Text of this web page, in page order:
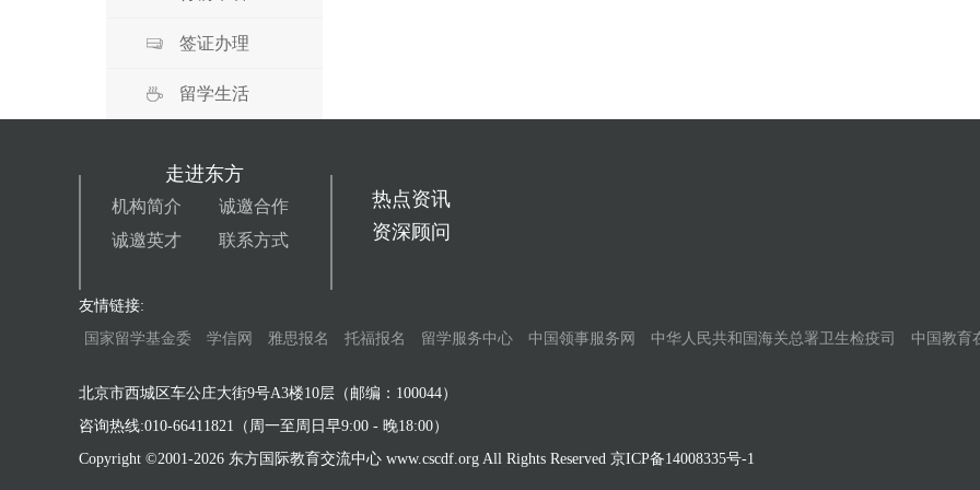
签证办理
留学生活
走进东方
机构简介
诚邀合作
诚邀英才
联系方式
热点资讯
资深顾问
友情链接:
国家留学基金委
学信网 雅思报名 托福报名 留学服务中心 中国领事服务网 中华人民共和国海关总署卫生检疫司 中国教育
北京市西城区车公庄大街9号A3楼10层（邮编：100044）
咨询热线:010-66411821（周一至周日早9:00 - 晚18:00）
Copyright ©2001-2026 东方国际教育交流中心 www.cscdf.org All Rights Reserved 京ICP备14008335号-1